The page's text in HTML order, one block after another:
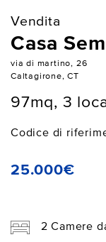
Vendita
Casa
via di martino, 26
Caltagirone, CT
97mq, 3
Codice di
25.000€
2 Camere